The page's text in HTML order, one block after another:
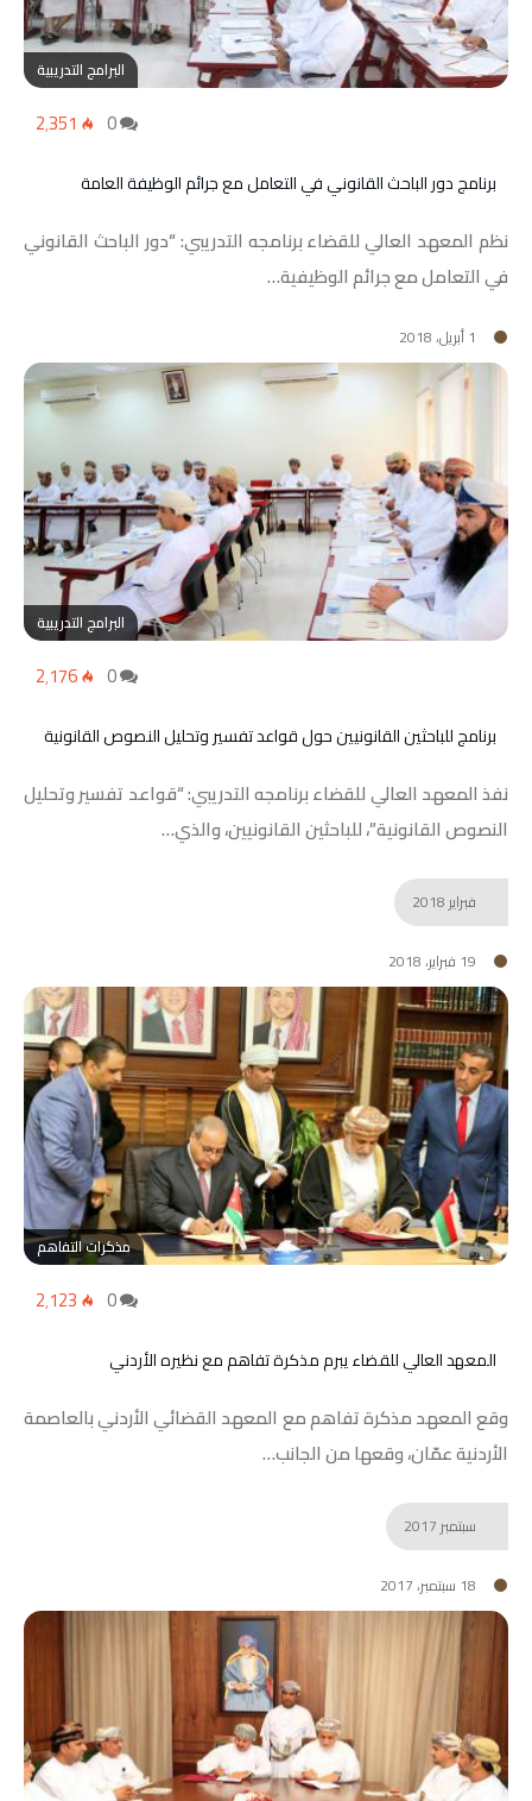
البرامج التدريبية
2٬351
برنامج دور الباحث القانوني في التعامل مع جرائم الوظيفة العامة
نظم المعهد العالي للقضاء برنامجه التدريبي: “دور الباحث القانوني
في التعامل مع جرائم الوظيفية…
1 أبريل، 2018
البرامج التدريبية
2٬176
برنامج للباحثين القانونيين حول قواعد تفسير وتحليل النصوص القانونية
نفذ المعهد العالي للقضاء برنامجه التدريبي: “قواعد تفسير وتحليل
النصوص القانونية”، للباحثين القانونيين، والذي…
فبراير2018
19 فبراير، 2018
مذكرات التفاهم
2٬123
المعهد العالي للقضاء يبرم مذكرة تفاهم مع نظيره الأردني
وقع المعهد مذكرة تفاهم مع المعهد القضائي الأردني بالعاصمة
الأردنية عمّان، وقعها من الجانب…
سبتمبر2017
18 سبتمبر، 2017